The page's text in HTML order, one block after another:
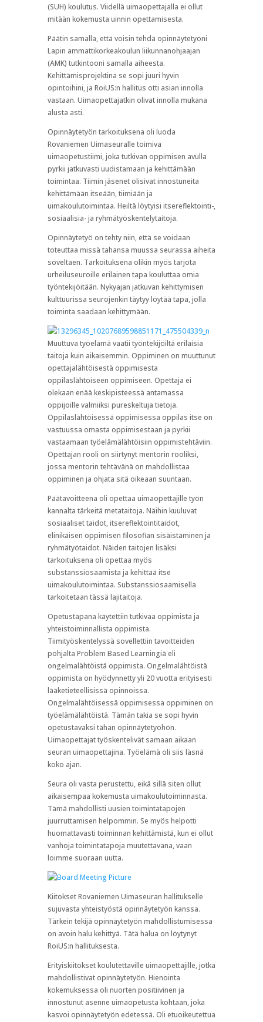
(SUH) koulutus. Viidellä uimaopettajalla ei ollut
mitään kokemusta uinnin opettamisesta.
Päätin samalla, että voisin tehdä opinnäytetyöni
Lapin ammattikorkeakoulun liikunnanohjaajan
(AMK) tutkintooni samalla aiheesta.
Kehittämisprojektina se sopi juuri hyvin
opintoihini, ja RoiUS:n hallitus otti asian innolla
vastaan. Uimaopettajatkin olivat innolla mukana
alusta asti.
Opinnäytetyön tarkoituksena oli luoda
Rovaniemen Uimaseuralle toimiva
uimaopetustiimi, joka tutkivan oppimisen avulla
pyrkii jatkuvasti uudistamaan ja kehittämään
toimintaa. Tiimin jäsenet olisivat innostuneita
kehittämään itseään, tiimiään ja
uimakoulutoimintaa. Heiltä löytyisi itsereflektointi-,
sosiaalisia- ja ryhmätyöskentelytaitoja.
Opinnäytetyö on tehty niin, että se voidaan
toteuttaa missä tahansa muussa seurassa aiheita
soveltaen. Tarkoituksena olikin myös tarjota
urheiluseuroille erilainen tapa kouluttaa omia
työntekijöitään. Nykyajan jatkuvan kehittymisen
kulttuurissa seurojenkin täytyy löytää tapa, jolla
toiminta saadaan kehittymään.
Muuttuva työelämä vaatii työntekijöiltä erilaisia
taitoja kuin aikaisemmin. Oppiminen on muuttunut
opettajalähtöisestä oppimisesta
oppilaslähtöiseen oppimiseen. Opettaja ei
olekaan enää keskipisteessä antamassa
oppijoille valmiiksi pureskeltuja tietoja.
Oppilaslähtöisessä oppimisessa oppilas itse on
vastuussa omasta oppimisestaan ja pyrkii
vastaamaan työelämälähtöisiin oppimistehtäviin.
Opettajan rooli on siirtynyt mentorin rooliksi,
jossa mentorin tehtävänä on mahdollistaa
oppiminen ja ohjata sitä oikeaan suuntaan.
Päätavoitteena oli opettaa uimaopettajille työn
kannalta tärkeitä metataitoja. Näihin kuuluvat
sosiaaliset taidot, itsereflektointitaidot,
elinikäisen oppimisen filosofian sisäistäminen ja
ryhmätyötaidot. Näiden taitojen lisäksi
tarkoituksena oli opettaa myös
substanssiosaamista ja kehittää itse
uimakoulutoimintaa. Substanssiosaamisella
tarkoitetaan tässä lajitaitoja.
Opetustapana käytettiin tutkivaa oppimista ja
yhteistoiminnallista oppimista.
Tiimityöskentelyssä sovellettiin tavoitteiden
pohjalta Problem Based Learningiä eli
ongelmalähtöistä oppimista. Ongelmalähtöistä
oppimista on hyödynnetty yli 20 vuotta erityisesti
lääketieteellisissä opinnoissa.
Ongelmalähtöisessä oppimisessa oppiminen on
työelämälähtöistä. Tämän takia se sopi hyvin
opetustavaksi tähän opinnäytetyöhön.
Uimaopettajat työskentelivät samaan aikaan
seuran uimaopettajina. Työelämä oli siis läsnä
koko ajan.
Seura oli vasta perustettu, eikä sillä siten ollut
aikaisempaa kokemusta uimakoulutoiminnasta.
Tämä mahdollisti uusien toimintatapojen
juurruttamisen helpommin. Se myös helpotti
huomattavasti toiminnan kehittämistä, kun ei ollut
vanhoja toimintatapoja muutettavana, vaan
loimme suoraan uutta.
Kiitokset Rovaniemen Uimaseuran hallitukselle
sujuvasta yhteistyöstä opinnäytetyön kanssa.
Tärkein tekijä opinnäytetyön mahdollistumisessa
on avoin halu kehittyä. Tätä halua on löytynyt
RoiUS:n hallituksesta.
Erityiskiitokset koulutettaville uimaopettajille, jotka
mahdollistivat opinnäytetyön. Hienointa
kokemuksessa oli nuorten positiivinen ja
innostunut asenne uimaopetusta kohtaan, joka
kasvoi opinnäytetyön edetessä. Oli etuoikeutettua